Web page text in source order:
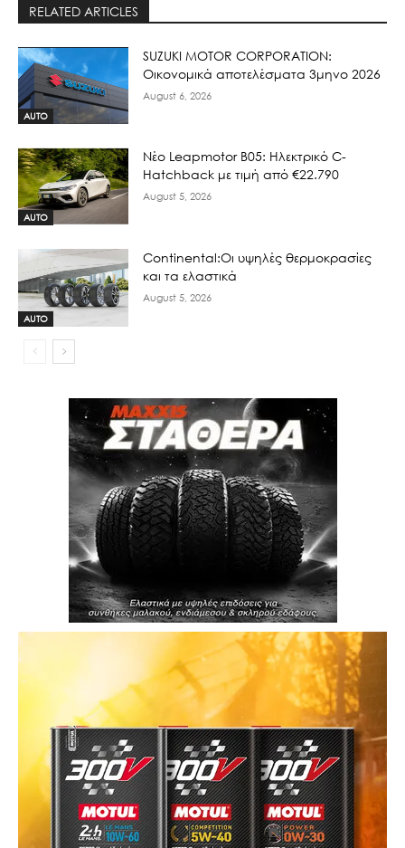
RELATED ARTICLES
AUTO
SUZUKI MOTOR CORPORATION:
Οικονομικά αποτελέσματα 3μηνο 2026
August 6, 2026
AUTO
Νέο Leapmotor B05: Ηλεκτρικό C-
Hatchback με τιμή από €22.790
August 5, 2026
AUTO
Continental:Οι υψηλές θερμοκρασίες
και τα ελαστικά
August 5, 2026